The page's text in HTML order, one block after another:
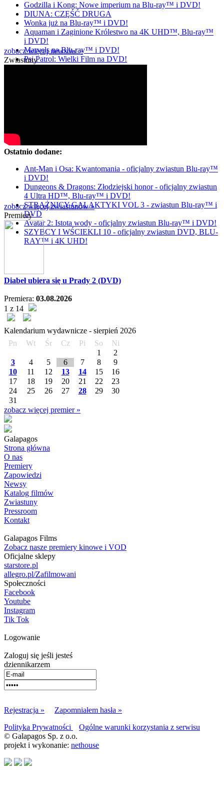
Godzilla i Kong: Nowe imperium na Blu-ray™ i DVD!
DIUNA: CZĘŚĆ DRUGA
Wonka już na Blu-ray™ i DVD!
Aquaman i Zaginione Królestwo na 4K UHD™, Blu-ray™
i DVD!
Marvels na Blu-ray™ i DVD!
Psi Patrol: Wielki Film na DVD!
zobacz więcej newsów »
Zwiastuny
Ostatnio dodane:
Ant-Man i Osa: Kwantomania - oficjalny zwiastun Blu-ray™
i DVD!
Dungeons & Dragons: Złodziejski honor - oficjalny zwiastun
4 Ultra HD™, Blu-ray™ i DVD!
STRAŻNICY GALAKTYKI VOL 3 - zwiastun Blu-ray™ i
DVD
Avatar 2: Istota wody - oficjalny zwiastun Blu-ray™ i DVD!
SZYBCY I WŚCIEKLI 10 - oficjalny zwiastun DVD, BLU-
RAY™ i 4K UHD!
zobacz więcej zwiastunów »
Premiery
Diabeł ubiera się u Prady 2 (DVD)
Premiera: 03.08.2026
1 z 14
Kalendarium wydawnicze - sierpień 2026
Pn
Wt Śr Cz Pi So
Ni
1
2
3
4 5 6 7 8
9
10
11 12 13 14 15
16
17
18 19 20 21 22
23
24
25 26 27 28 29
30
31
zobacz więcej premier »
Galapagos
Strona główna
O nas
Premiery
Zapowiedzi
Newsy
Katalog filmów
Zwiastuny
Pressroom
Kontakt
Galapagos Films
Zobacz nasze premiery kinowe i VOD
Oficjalne sklepy
starstore.pl
allegro.pl/Zafilmowani
Społeczności
Facebook
Youtube
Instagram
Tik Tok
Logowanie
Zaloguj się jeśli jesteś
dziennikarzem
Rejestracja »
Zapomniałem hasła »
Polityka Prywatności
Ogólne warunki korzystania z serwisu
© Galapagos Sp. z o.o.
projekt i wykonanie: nethouse